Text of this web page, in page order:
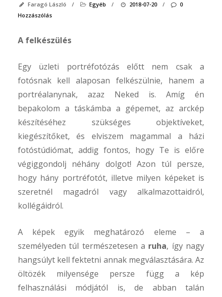
Faragó László / Egyéb / 2018-07-20 /
0
Hozzászólás
A felkészülés
Egy üzleti portréfotózás előtt nem csak a
fotósnak kell alaposan felkészülnie, hanem a
portréalanynak, azaz Neked is. Amíg én
bepakolom a táskámba a gépemet, az arckép
készítéséhez szükséges objektíveket,
kiegészítőket, és elviszem magammal a házi
fotóstúdiómat, addig fontos, hogy Te is előre
végiggondolj néhány dolgot! Azon túl persze,
hogy hány portréfotót, illetve milyen képeket is
szeretnél magadról vagy alkalmazottaidról,
kollégáidról.
A képek egyik meghatározó eleme – a
személyeden túl természetesen a ruha, így nagy
hangsúlyt kell fektetni annak megválasztására. Az
öltözék milyensége persze függ a kép
felhasználási módjától is, de abban talán